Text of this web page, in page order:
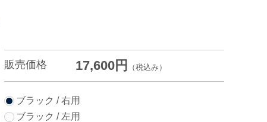
販売価格 17,600円 （税込み）
ブラック / 右用
ブラック / 左用